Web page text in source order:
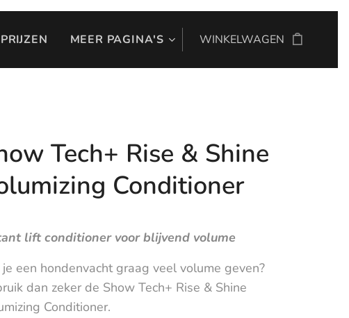
PRIJZEN MEER PAGINA'S WINKELWAGEN
Tech+ Rise & Shine
Conditioner
lift conditioner voor blijvend volume
een hondenvacht graag veel volume geven?
dan zeker de Show Tech+ Rise & Shine
Conditioner.